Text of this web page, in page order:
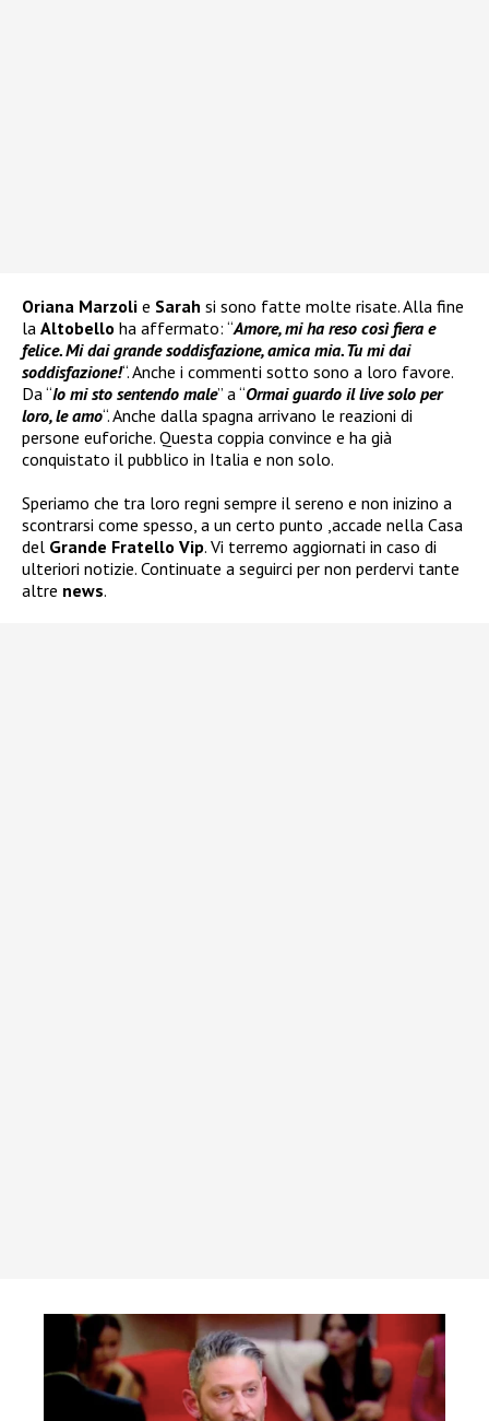
Oriana Marzoli e Sarah si sono fatte molte risate. Alla fine
la Altobello ha affermato: “Amore, mi ha reso così fiera e
felice. Mi dai grande soddisfazione, amica mia. Tu mi dai
soddisfazione!“. Anche i commenti sotto sono a loro favore.
Da “Io mi sto sentendo male” a “Ormai guardo il live solo per
loro, le amo“. Anche dalla spagna arrivano le reazioni di
persone euforiche. Questa coppia convince e ha già
conquistato il pubblico in Italia e non solo.
Speriamo che tra loro regni sempre il sereno e non inizino a
scontrarsi come spesso, a un certo punto ,accade nella Casa
del Grande Fratello Vip. Vi terremo aggiornati in caso di
ulteriori notizie. Continuate a seguirci per non perdervi tante
altre news.